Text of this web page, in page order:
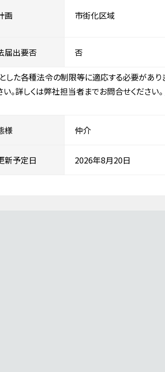
画 市街化区域
届出要否 否
た各種法令の制限等に適応する必要があり
。詳しくは弊社担当者までお問合せください。
様 仲介
新予定日 2026年8月20日